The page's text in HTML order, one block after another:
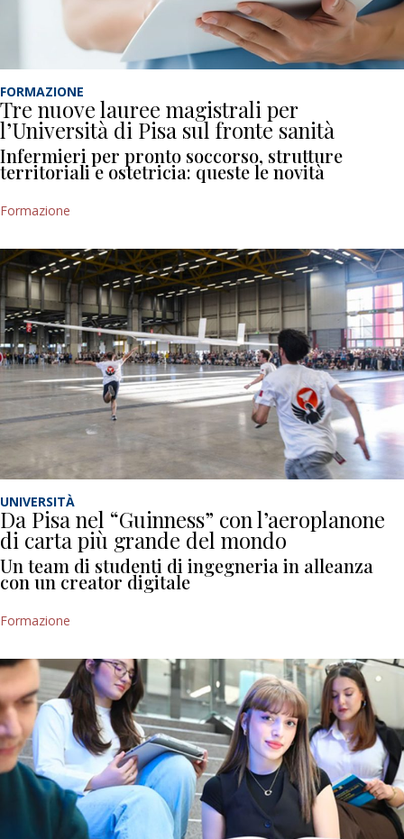
FORMAZIONE
Tre nuove lauree magistrali per
l’Università di Pisa sul fronte sanità
Infermieri per pronto soccorso, strutture
territoriali e ostetricia: queste le novità
Formazione
UNIVERSITÀ
Da Pisa nel “Guinness” con l’aeroplanone
di carta più grande del mondo
Un team di studenti di ingegneria in alleanza
con un creator digitale
Formazione